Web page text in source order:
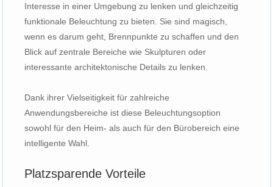
Interesse in einer Umgebung zu lenken und gleichzeitig
funktionale Beleuchtung zu bieten. Sie sind magisch,
wenn es darum geht, Brennpunkte zu schaffen und den
Blick auf zentrale Bereiche wie Skulpturen oder
interessante architektonische Details zu lenken.
Dank ihrer Vielseitigkeit für zahlreiche
Anwendungsbereiche ist diese Beleuchtungsoption
sowohl für den Heim- als auch für den Bürobereich eine
intelligente Wahl.
Platzsparende Vorteile